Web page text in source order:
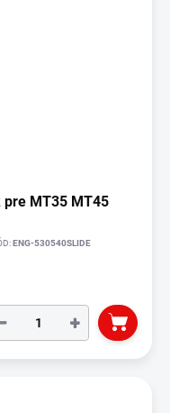
pre MT35 MT45
ENG-530540SLIDE
+